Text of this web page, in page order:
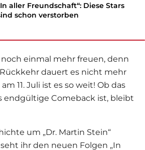
aller Freundschaft“: Diese Stars
schon verstorben
einmal mehr freuen, denn
Rückkehr dauert es nicht mehr
11. Juli ist es so weit! Ob das
endgültige Comeback ist, bleibt
um „Dr. Martin Stein“
ihr den neuen Folgen „In